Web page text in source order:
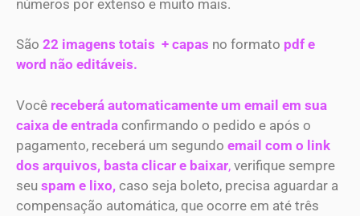
números por extenso e muito mais.
São 22 imagens totais + capas no formato pdf e
word não editáveis.
Você receberá automaticamente um email em sua
caixa de entrada confirmando o pedido e após o
pagamento, receberá um segundo email com o link
dos arquivos, basta clicar e baixar, verifique sempre
seu spam e lixo, caso seja boleto, precisa aguardar a
compensação automática, que ocorre em até três